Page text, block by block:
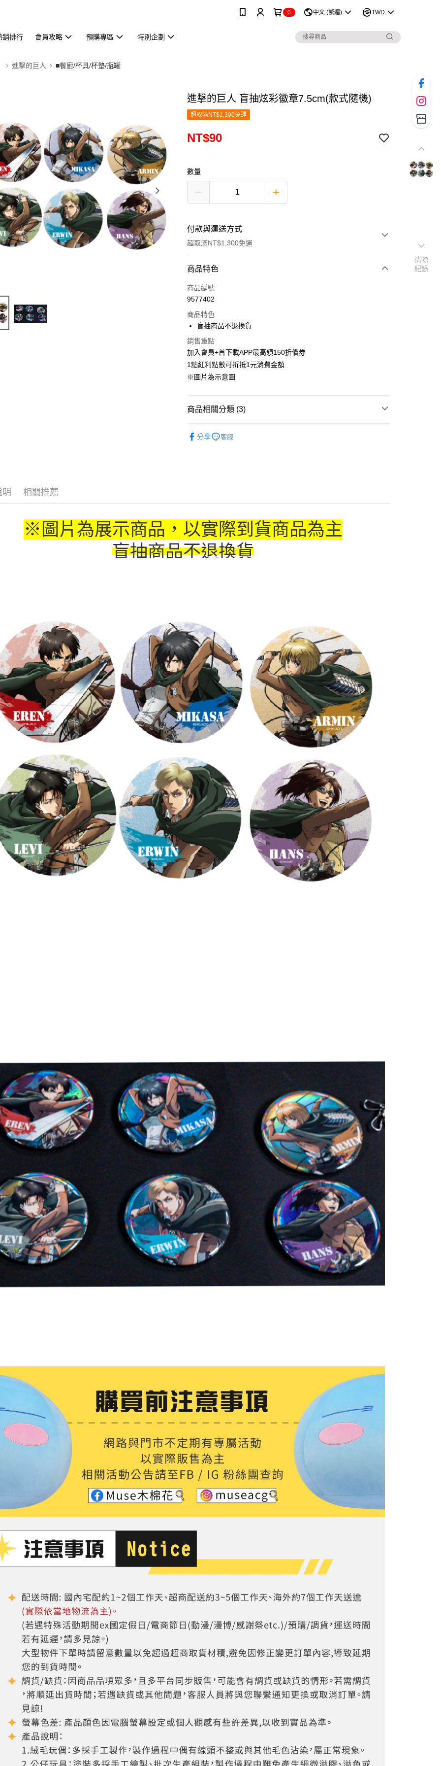
0 中文 (繁體) TWD
銷排行 會員攻略 預購專區 特別企劃
進擊的巨人 ■餐廚/杯具/杯墊/瓶罐
進擊的巨人 盲抽炫彩徽章7.5cm(款式隨機)
超取滿NT$1,300免運
NT$90
數量
付款與運送方式
超取滿NT$1,300免運
付款方式
信用卡一次付款
LINE Pay
Apple Pay
Google Pay
貨到付款
(不開放使用，請勿選取）
每筆NT$9,999
7-11取貨付款
宅配-木棉花樂園專用
每筆NT$100，滿NT$1,300(含以上)免運費
宅配-離島(澎湖/金門/馬祖)-木棉花樂園專用
每筆NT$220
黑貓宅配-貨到付款
每筆NT$150
商品特色
商品編號
9577402
商品特色
盲抽商品不退換貨
銷售重點
加入會員+首下載APP最高領150折價券
1點紅利點數可折抵1元消費金額
※圖片為示意圖
商品相關分類 (3)
人
■餐廚/杯具/杯墊/瓶罐
分享 客服
明 相關推薦
※圖片為展示商品，以實際到貨商品為主
盲抽商品不退換貨
清除
紀錄